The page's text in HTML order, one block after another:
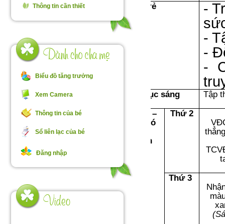
Thông tin cần thiết
Biểu đồ tăng trưởng
Xem Camera
Thông tin của bé
Sổ liên lạc của bé
Đăng nhập
Đón trẻ
-
-
-
-
Thể dục sáng
Tập
Chơi –
tập có
định
Thứ 2
Thứ 3